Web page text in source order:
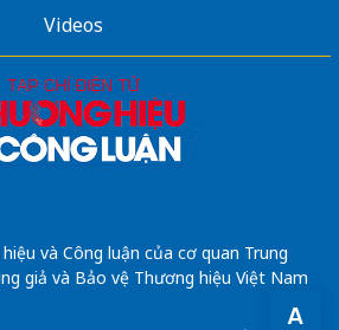
A
Videos
và Công luận của cơ quan Trung
giả và Bảo vệ Thương hiệu Việt Nam